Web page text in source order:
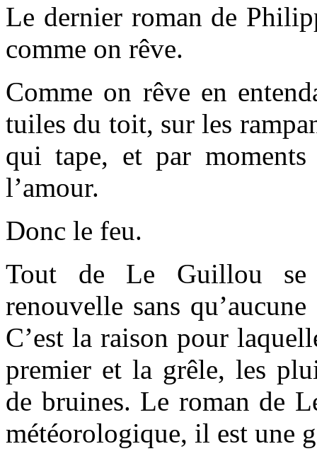
Le dernier roman de
comme on rêve.
Comme on rêve en
tuiles du toit, sur les
qui tape, et par moments
l’amour.
Donc le feu.
Tout de Le Guillou se
renouvelle sans
C’est la raison pour
premier et la grêle, les
de bruines. Le roman de
météorologique, il est une